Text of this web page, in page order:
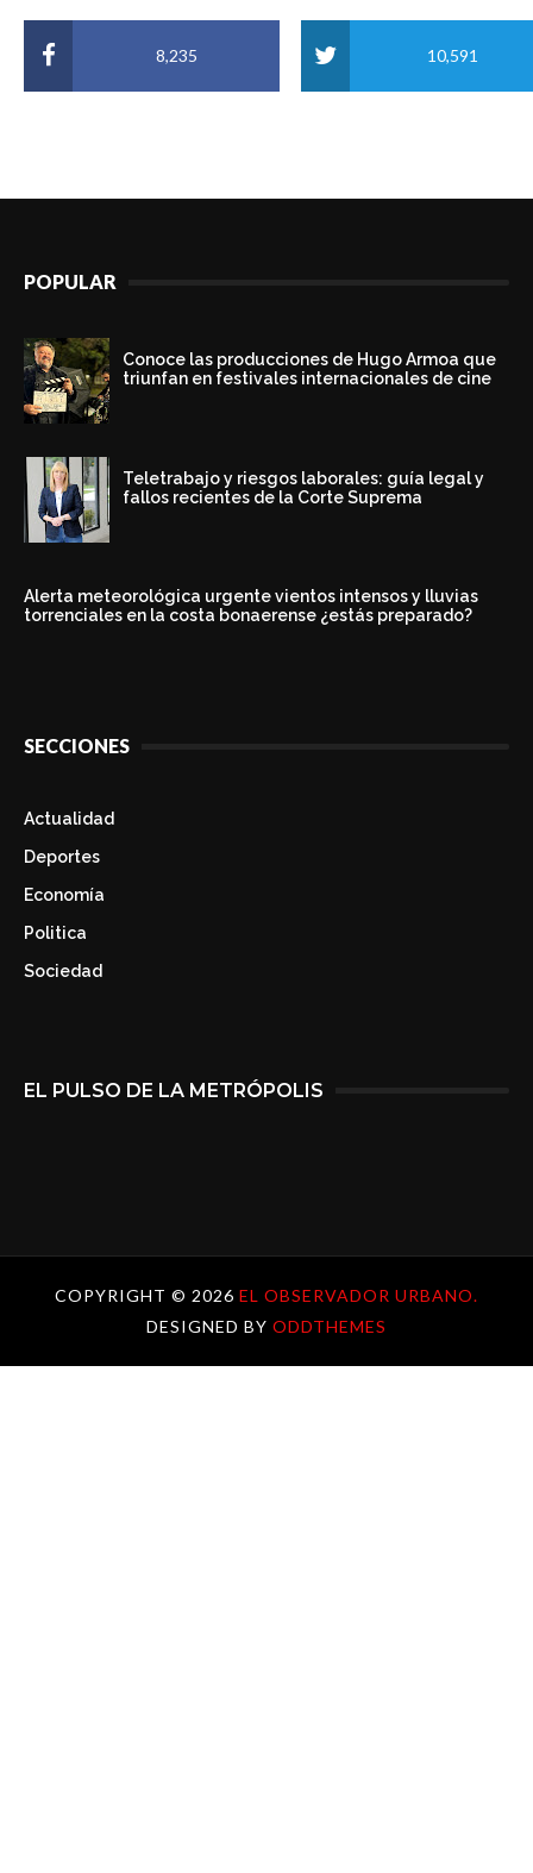
8,235 10,591
POPULAR
Conoce las producciones de Hugo Armoa que
triunfan en festivales internacionales de cine
Teletrabajo y riesgos laborales: guía legal y
fallos recientes de la Corte Suprema
Alerta meteorológica urgente vientos intensos y lluvias
torrenciales en la costa bonaerense ¿estás preparado?
SECCIONES
Actualidad
Deportes
Economía
Politica
Sociedad
EL PULSO DE LA METRÓPOLIS
COPYRIGHT © 2026 EL OBSERVADOR URBANO.
DESIGNED BY ODDTHEMES